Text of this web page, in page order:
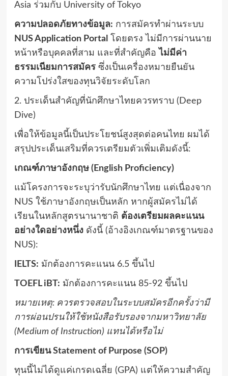
Asia ร่วมกับ University of Tokyo
ความปลอดภัยทางข้อมูล: การสมัครทำผ่านระบบ
NUS Application Portal
โดยตรง ไม่มีการผ่านนาย
หน้าหรือบุคคลที่สาม และที่สำคัญคือ ไม่มีค่า
ธรรมเนียมการสมัครซึ่งเป็นเครื่องหมายยืนยัน
ความโปร่งใสของทุนวิจัยระดับโลก
2. ประเด็นสำคัญที่นักศึกษาไทยควรทราบ (Deep
Dive)
เพื่อให้ข้อมูลนี้เป็นประโยชน์สูงสุดต่อคนไทย ผมได้
สรุปประเด็นเสริมที่ควรเตรียมตัวเพิ่มเติมดังนี้:
เกณฑ์ภาษาอังกฤษ (English Proficiency)
แม้โครงการจะระบุว่ารับนักศึกษาไทย แต่เนื่องจาก
NUS ใช้ภาษาอังกฤษเป็นหลัก หากผู้สมัครไม่ได้
เรียนในหลักสูตรนานาชาติ ต้องเตรียมผลคะแนน
อย่างใดอย่างหนึ่งดังนี้ (อ้างอิงเกณฑ์มาตรฐานของ
NUS):
IELTS: มักต้องการคะแนน 6.5 ขึ้นไป
TOEFL iBT: มักต้องการคะแนน 85-92 ขึ้นไป
หมายเหตุ: ควรตรวจสอบในระบบสมัครอีกครั้งว่ามี
การผ่อนปรนให้ใช้หนังสือรับรองจากมหาวิทยาลัย
(Medium of Instruction) แทนได้หรือไม่
การเขียน Statement of Purpose (SOP)
ทุนนี้ไม่ได้ดูแค่เกรดเฉลี่ย (GPA) แต่ให้ความสำคัญ